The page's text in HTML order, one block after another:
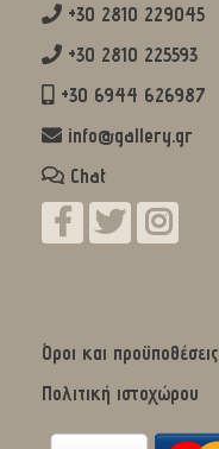
+30 2810 229045
+30 2810 225593
+30 6944 626987
info@gallery.gr
Chat
Όροι και προϋποθέσεις
Πολιτική ιστοχώρου